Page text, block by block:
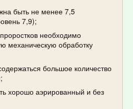
быть не менее 7,5
7,9);
необходимо
механическую обработку
большое количество
хорошо аэрированный и без